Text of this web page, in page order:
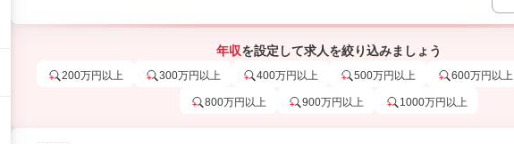
年収を設定して求人を絞り込みましょう
200万円以上 300万円以上 400万円以上 500万円以上 600万円以上
800万円以上 900万円以上 1000万円以上